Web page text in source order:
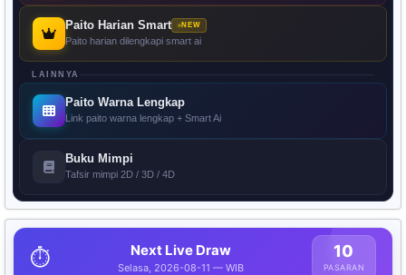
Paito Harian Smart NEW
Paito harian dilengkapi smart ai
LAINNYA
Paito Warna Lengkap
Link paito warna lengkap + Smart Ai
Buku Mimpi
Tafsir mimpi 2D / 3D / 4D
⏱️ Next Live Draw
Selasa, 2026-08-11 — WIB
10
PASARAN